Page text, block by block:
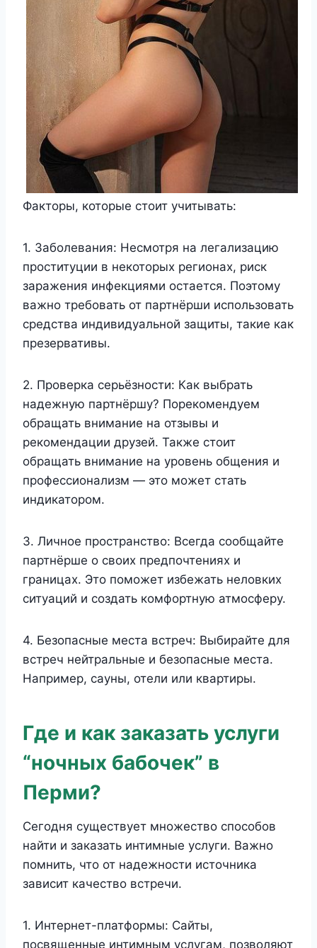
Факторы, которые стоит учитывать:
1. Заболевания: Несмотря на легализацию
проституции в некоторых регионах, риск
заражения инфекциями остается. Поэтому
важно требовать от партнёрши использовать
средства индивидуальной защиты, такие как
презервативы.
2. Проверка серьёзности: Как выбрать
надежную партнёршу? Порекомендуем
обращать внимание на отзывы и
рекомендации друзей. Также стоит
обращать внимание на уровень общения и
профессионализм — это может стать
индикатором.
3. Личное пространство: Всегда сообщайте
партнёрше о своих предпочтениях и
границах. Это поможет избежать неловких
ситуаций и создать комфортную атмосферу.
4. Безопасные места встреч: Выбирайте для
встреч нейтральные и безопасные места.
Например, сауны, отели или квартиры.
Где и как заказать услуги
“ночных бабочек” в
Перми?
Сегодня существует множество способов
найти и заказать интимные услуги. Важно
помнить, что от надежности источника
зависит качество встречи.
1. Интернет-платформы: Сайты,
посвященные интимным услугам, позволяют